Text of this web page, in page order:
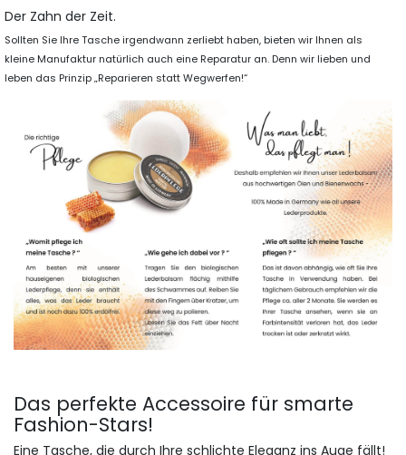
Der Zahn der Zeit.
Sollten Sie Ihre Tasche irgendwann zerliebt haben, bieten wir Ihnen als
kleine Manufaktur natürlich auch eine Reparatur an. Denn wir lieben und
leben das Prinzip „Reparieren statt Wegwerfen!“
Das perfekte Accessoire für smarte
Fashion-Stars!
Eine Tasche, die durch Ihre schlichte Eleganz ins Auge fällt!